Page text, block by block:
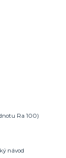
Ra 100)
návod